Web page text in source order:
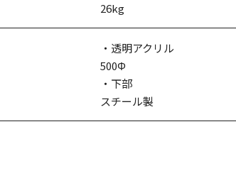
26kg
・透明アクリル
500Φ
・下部
スチール製